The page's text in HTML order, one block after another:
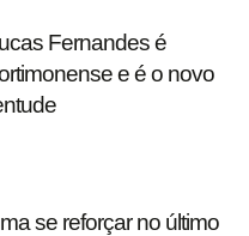
Fernandes é
e é o novo
se reforçar no último